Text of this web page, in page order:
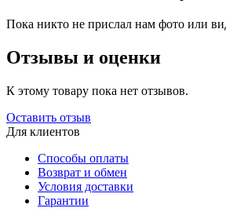
Пока никто не прислал нам фото или
Отзывы и оценки
К этому товару пока нет отзывов.
Оставить отзыв
Для клиентов
Способы оплаты
Возврат и обмен
Условия доставки
Гарантии